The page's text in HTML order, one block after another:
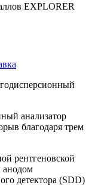
EXPLORER
анализатор
благодаря трем
рентгеновской
анодом
детектора (SDD)